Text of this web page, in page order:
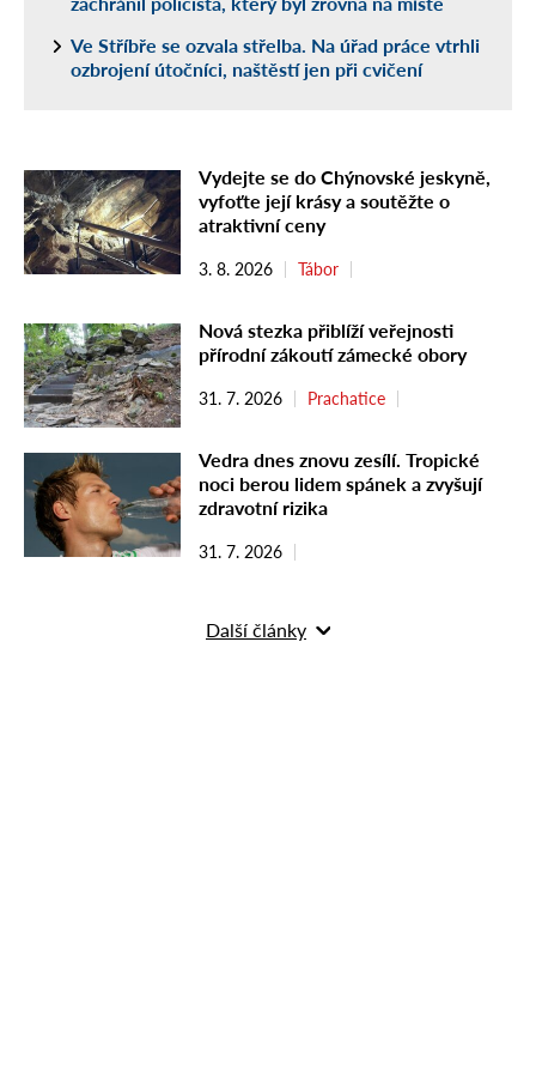
Ve Stříbře se ozvala střelba. Na úřad práce vtrhli
ozbrojení útočníci, naštěstí jen při cvičení
Vydejte se do Chýnovské jeskyně,
vyfoťte její krásy a soutěžte o
atraktivní ceny
3. 8. 2026 Tábor
Nová stezka přiblíží veřejnosti
přírodní zákoutí zámecké obory
31. 7. 2026 Prachatice
Vedra dnes znovu zesílí. Tropické
noci berou lidem spánek a zvyšují
zdravotní rizika
31. 7. 2026
Další články